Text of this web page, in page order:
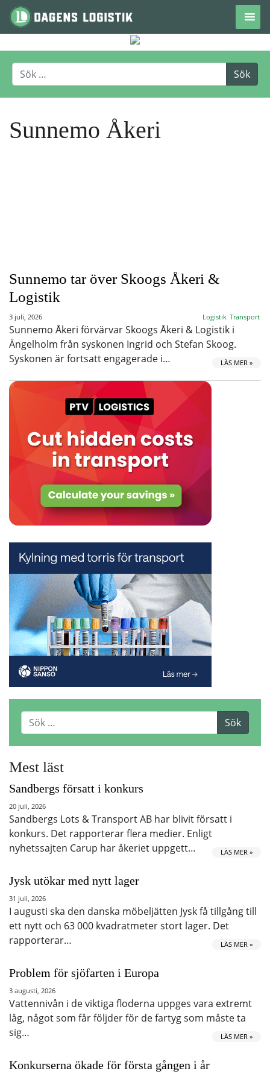
Hoppa till innehåll
Sunnemo Åkeri
Sunnemo tar över Skoogs Åkeri &
Logistik
3 juli, 2026 Logistik Transport
Sunnemo Åkeri förvärvar Skoogs Åkeri & Logistik i
Ängelholm från syskonen Ingrid och Stefan Skoog.
Syskonen är fortsatt engagerade i…
LÄS MER »
Mest läst
Sandbergs försatt i konkurs
20 juli, 2026
Sandbergs Lots & Transport AB har blivit försatt i
konkurs. Det rapporterar flera medier. Enligt
nyhetssajten Carup har åkeriet uppgett…
LÄS MER »
Jysk utökar med nytt lager
31 juli, 2026
I augusti ska den danska möbeljätten Jysk få tillgång till
ett nytt och 63 000 kvadratmeter stort lager. Det
rapporterar…
LÄS MER »
Problem för sjöfarten i Europa
3 augusti, 2026
Vattennivån i de viktiga floderna uppges vara extremt
låg, något som får följder för de fartyg som måste ta
sig…
LÄS MER »
Konkurserna ökade för första gången i år